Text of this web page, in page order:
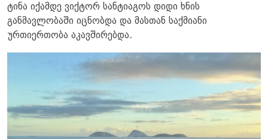
ტინა იქამდე ვიქტორ სანტიაგოს დიდი ხნის
განმავლობაში იცნობდა და მასთან საქმიანი
ურთიერთობა აკავშირებდა.